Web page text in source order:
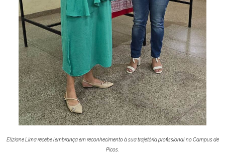
Eliziane Lima recebe lembrança em reconhecimento à sua trajetória profissional no Campus de
Picos.